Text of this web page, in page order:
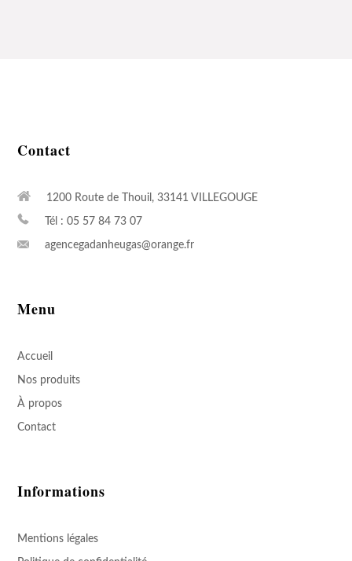
Contact
1200 Route de Thouil, 33141 VILLEGOUGE
Tél : 05 57 84 73 07
agencegadanheugas@orange.fr
Menu
Accueil
Nos produits
À propos
Contact
Informations
Mentions légales